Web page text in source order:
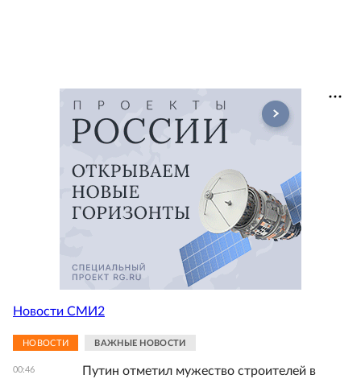
Новости СМИ2
НОВОСТИ ВАЖНЫЕ НОВОСТИ
00:46
Путин отметил мужество строителей в